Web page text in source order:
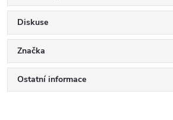
Diskuse
Značka
Ostatní informace